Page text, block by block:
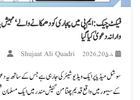
فیکٹ چیک: ایم پی میں پجاری کو دھمکانے والے ‘مہیش
وارانہ دعویٰ کیا گیا
مارچ 20, 2026 Shujaat Ali Quadri
سوشل میڈیا پر ایک ویڈیو شیئر کی جا رہی ہے جس کے ساتھ یہ
کے سیہور میں واقع قدیم چنتامن گنیش مندر میں ایک